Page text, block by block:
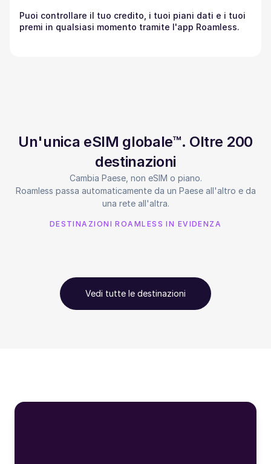
Puoi controllare il tuo credito, i tuoi piani dati e i tuoi
premi in qualsiasi momento tramite l'app Roamless.
Un'unica eSIM globale™. Oltre 200
destinazioni
Cambia Paese, non eSIM o piano.
Roamless passa automaticamente da un Paese all'altro e da
una rete all'altra.
DESTINAZIONI ROAMLESS IN EVIDENZA
Vedi tutte le destinazioni